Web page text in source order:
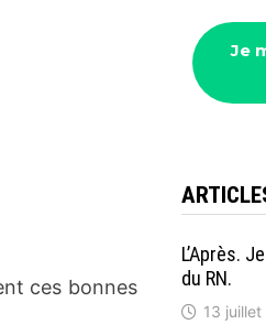
ces bonnes
L’Après.
du RN.
13